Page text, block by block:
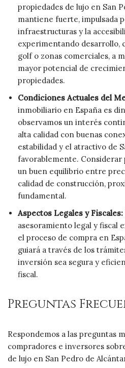
propiedades de lujo en San
mantiene fuerte, impulsada
infraestructuras y la
experimentando desarrollo,
golf o zonas comerciales, a
mayor potencial de
propiedades.
Condiciones Actuales del
inmobiliario en España es
observamos un interés
alta calidad con buenas
estabilidad y el atractivo de
favorablemente. Considerar
un buen equilibrio entre
calidad de construcción,
fundamental.
Aspectos Legales y Fiscales:
asesoramiento legal y fiscal
el proceso de compra en
guiará a través de los
inversión sea segura y
fiscal.
Preguntas
Respondemos a las preguntas
compradores e inversores
de lujo en San Pedro de